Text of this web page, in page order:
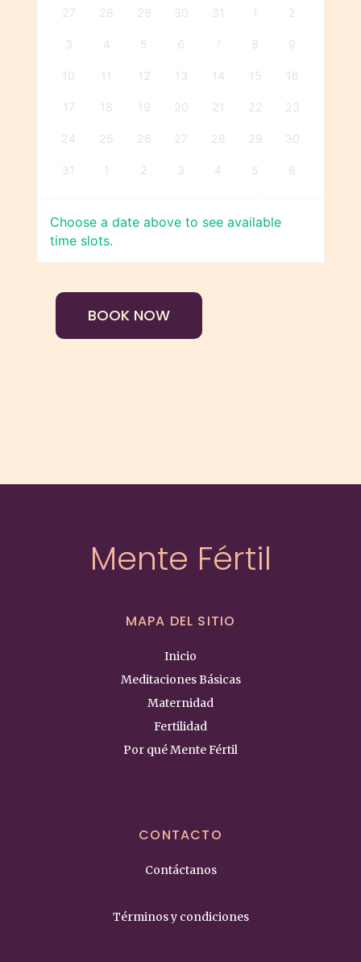
27 28 29 30 31 1 2
3 4 5 6 7 8 9
10 11 12 13 14 15 16
17 18 19 20 21 22 23
24 25 26 27 28 29 30
31 1 2 3 4 5 6
Choose a date above to see available
time slots.
Alejandra
BOOK NOW
Mente Fértil
MAPA DEL SITIO
Inicio
Meditaciones Básicas
Maternidad
Fertilidad
Por qué Mente Fértil
CONTACTO
Contáctanos
Términos y condiciones